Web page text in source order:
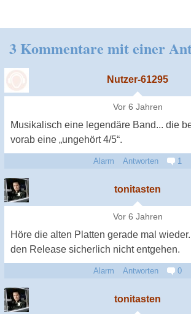
3 Kommentare mit einer
Nutzer-61295
Vor 6 Jahren
Musikalisch eine legendäre Band... die
vorab eine „ungehört 4/5“.
Alarm Antworten 1
tonitasten
Vor 6 Jahren
Höre die alten Platten gerade mal
den Release sicherlich nicht entgehen.
Alarm Antworten 0
tonitasten